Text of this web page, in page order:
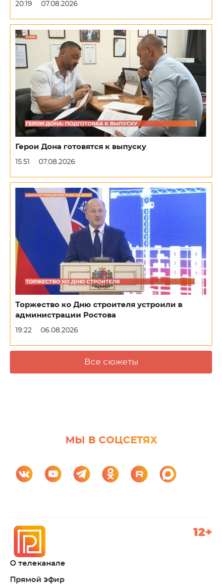
20:19 07.08.2026
Герои Дона готовятся к выпуску
15:51 07.08.2026
Торжество ко Дню строителя устроили в
администрации Ростова
19:22 06.08.2026
Все сюжеты
МЫ В СОЦСЕТЯХ
О телеканале
Прямой эфир
12+